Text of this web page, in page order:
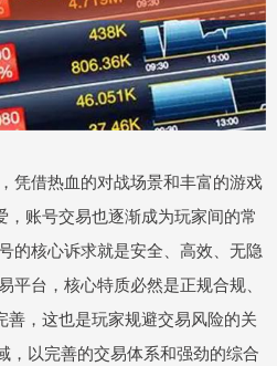
凭借热血的对战场景和丰富的游戏
账号交易也逐渐成为玩家间的常
的核心诉求就是安全、高效、无隐
平台，核心特质必然是正规合规、
，这也是玩家规避交易风险的关
，以完善的交易体系和强劲的综合